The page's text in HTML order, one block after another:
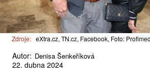
Zdroje: eXtra.cz, TN.cz, Facebook, Foto:
Autor: Denisa Šenkeříková
22. dubna 2024